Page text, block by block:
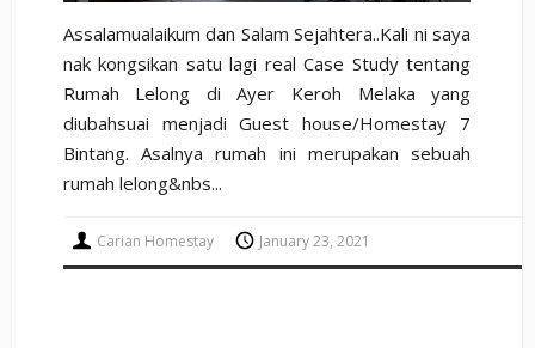
Assalamualaikum dan Salam Sejahtera..Kali ni saya
nak kongsikan satu lagi real Case Study tentang
Rumah Lelong di Ayer Keroh Melaka yang
diubahsuai menjadi Guest house/Homestay 7
Bintang. Asalnya rumah ini merupakan sebuah
rumah lelong&nbs...
Carian Homestay January 23, 2021